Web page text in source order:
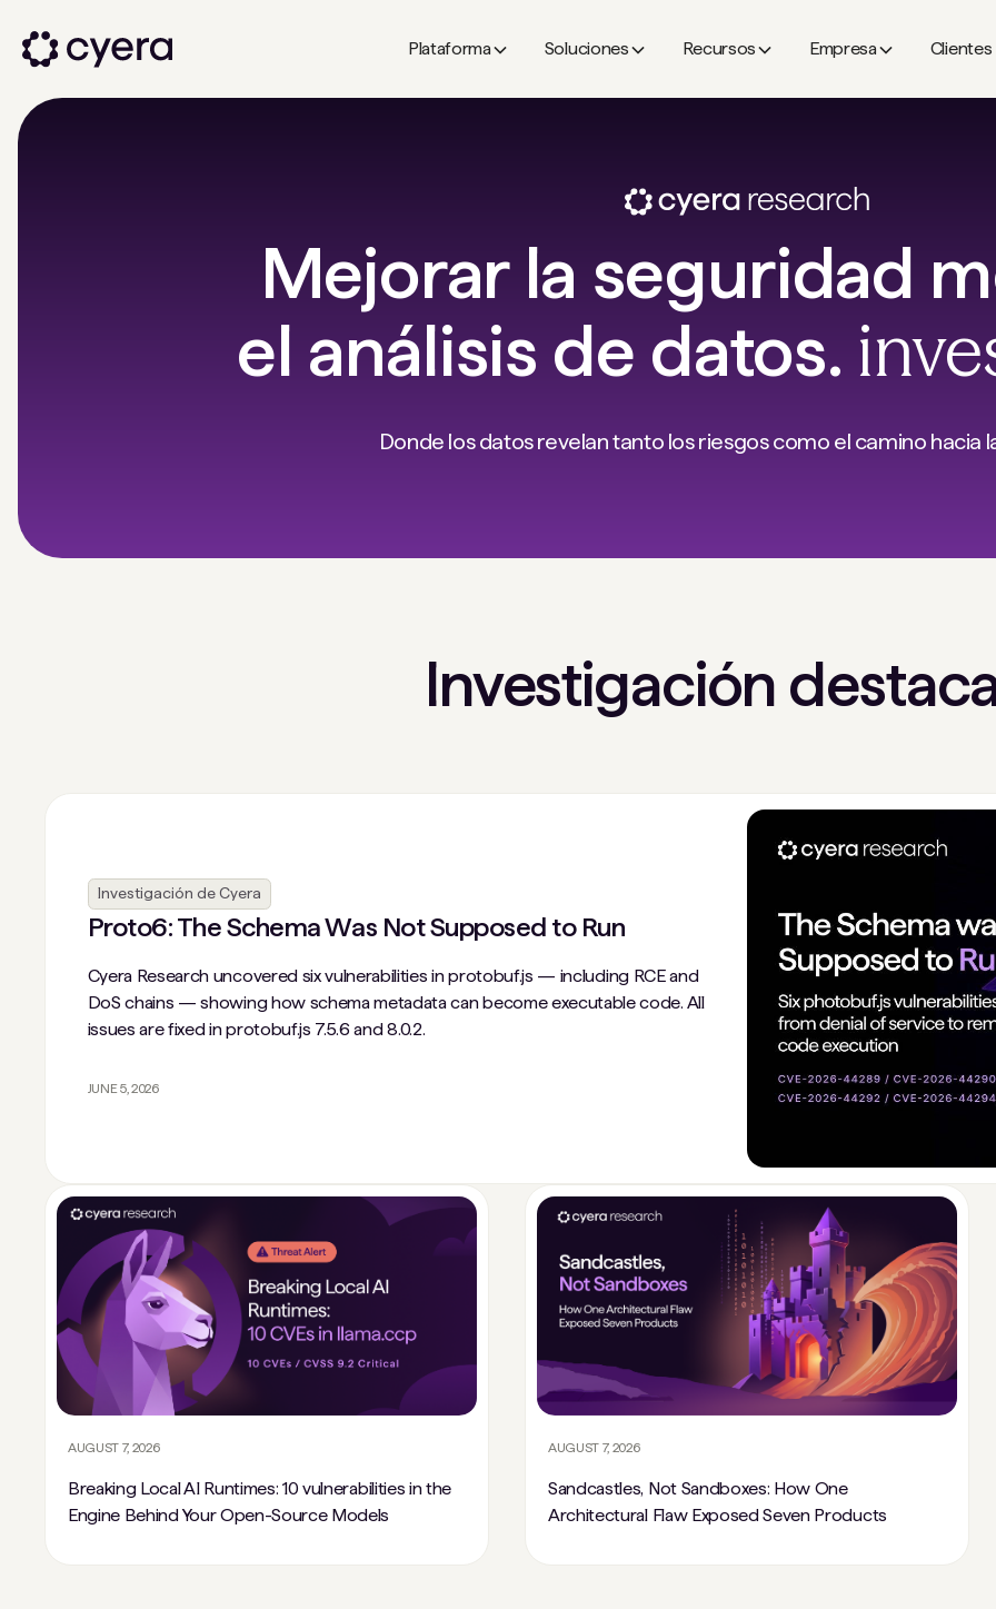
Plataforma Soluciones Recursos Empresa Clientes
Mejorar la seguridad
el análisis de datos.
Donde los datos revelan tanto los riesgos como el camino hacia
Investigación
Investigación de Cyera
Proto6: The Schema Was Not Supposed to Run
Cyera Research uncovered six vulnerabilities in protobuf.js — including RCE and
DoS chains — showing how schema metadata can become executable code. All
issues are fixed in protobuf.js 7.5.6 and 8.0.2.
JUNE 5, 2026
AUGUST 7, 2026
Breaking Local AI Runtimes: 10 vulnerabilities in the
Engine Behind Your Open-Source Models
AUGUST 7, 2026
Sandcastles, Not Sandboxes: How One
Architectural Flaw Exposed Seven Products